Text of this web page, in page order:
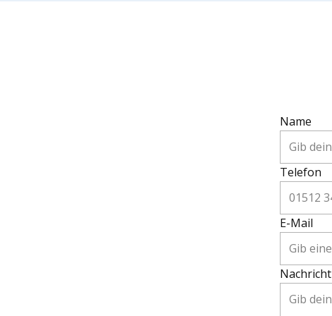
Name
Telefon
E-Mail
Nachricht